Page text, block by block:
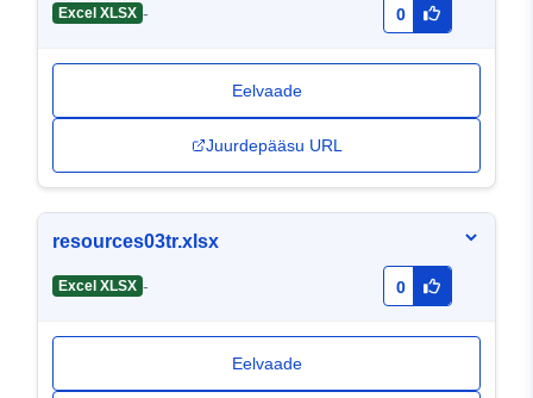
Excel XLSX - 0
Eelvaade
Juurdepääsu URL
resources03tr.xlsx
Excel XLSX - 0
Eelvaade